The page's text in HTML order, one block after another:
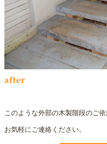
after
このような外部の木製階段のご
お気軽にご連絡ください。